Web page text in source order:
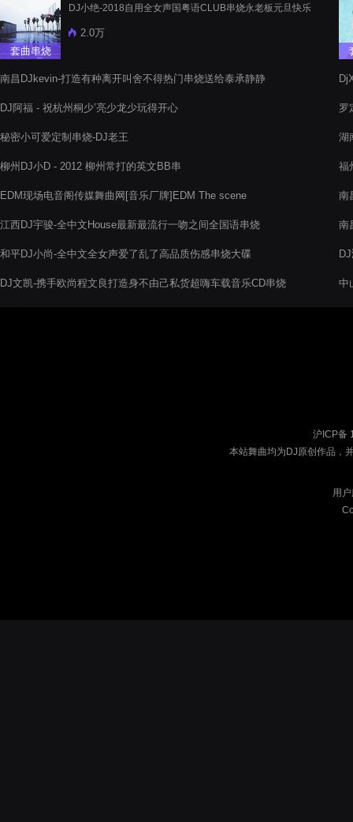
套曲串烧
DJ小绝-2018自用全女声国粤语CLUB串烧永老板元旦快乐
2.0万
南昌DJkevin-打造有种离开叫舍不得热门串烧送给泰承静静
DJ阿福 - 祝杭州桐少’亮少龙少玩得开心
秘密小可爱定制串烧-DJ老王
柳州DJ小D - 2012 柳州常打的英文BB串
EDM现场电音阁传媒舞曲网[音乐厂牌]EDM The scene
江西DJ宇骏-全中文House最新最流行一吻之间全国语串烧
和平DJ小尚-全中文全女声爱了乱了高品质伤感串烧大碟
DJ文凯-携手欧尚程文良打造身不由己私货超嗨车载音乐CD串烧
罗
湖
福
南
南
中
沪ICP备
本站舞曲均为DJ原创作品，
用